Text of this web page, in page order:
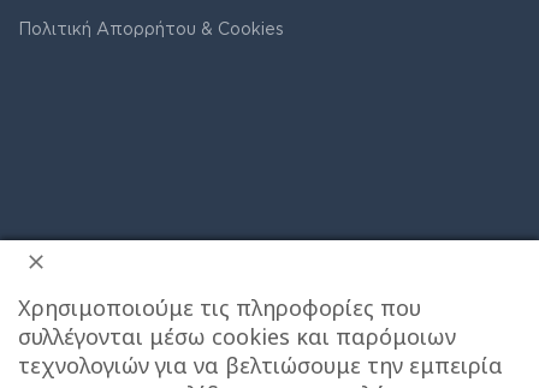
Πολιτική Απορρήτου & Cookies
ΔΙΕΥΘΥΝΣΗ ΚΑΤΑΣΤΗΜΑΤΟΣ
Χρησιμοποιούμε τις πληροφορίες που
συλλέγονται μέσω cookies και παρόμοιων
τεχνολογιών για να βελτιώσουμε την εμπειρία